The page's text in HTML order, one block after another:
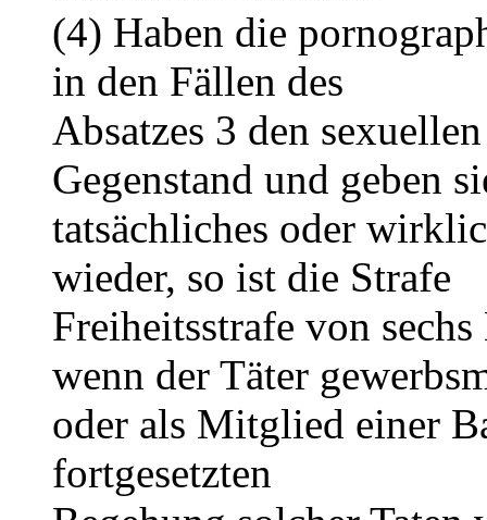
(4) Haben die
in den Fällen des
Absatzes 3 den
Gegenstand und geben
tatsächliches oder
wieder, so ist die Strafe
Freiheitsstrafe von
wenn der Täter
oder als Mitglied einer
fortgesetzten